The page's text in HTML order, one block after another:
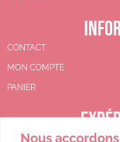
Nous
CONTACT
MON COMPTE
PANIER
CGV